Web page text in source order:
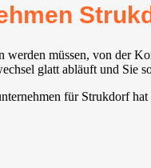
müssen, von der
glatt abläuft und Sie
für Strukdorf